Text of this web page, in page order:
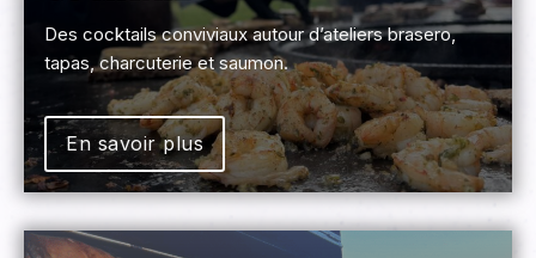
Des cocktails conviviaux autour d’ateliers brasero,
tapas, charcuterie et saumon.
En savoir plus